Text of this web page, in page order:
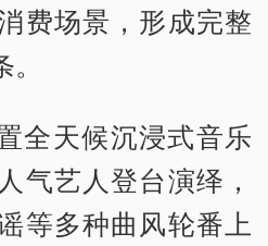
费场景，形成完整
全天候沉浸式音乐
气艺人登台演绎，
等多种曲风轮番上